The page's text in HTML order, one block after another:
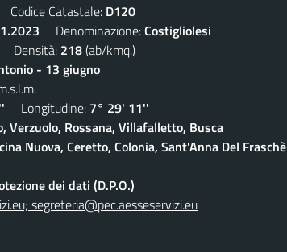
Codice Catastale: D120
Denominazione:Costigliolesi
Densità: 218(ab/kmq.)
- 13 giugno
Longitudine: 7° 29' 11''
Verzuolo, Rossana, Villafalletto, Busca
Nuova, Ceretto, Colonia, Sant'Anna Del Fraschè
dei dati (D.P.O.)
segreteria@pec.aesseservizi.eu